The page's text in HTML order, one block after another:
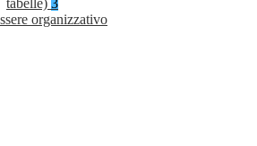
tabelle) 3
organizzativo